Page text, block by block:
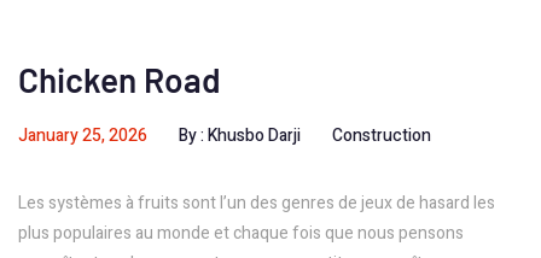
Chicken Road
January 25, 2026 By :Khusbo Darji Construction
Les systèmes à fruits sont l’un des genres de jeux de hasard les
plus populaires au monde et chaque fois que nous pensons